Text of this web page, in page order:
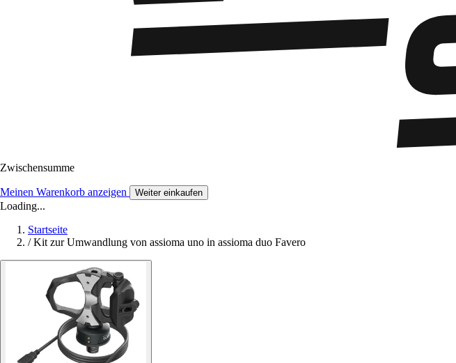
Zwischensumme
Meinen Warenkorb anzeigen Weiter einkaufen
Loading...
Startseite
/ Kit zur Umwandlung von assioma uno in assioma duo Favero